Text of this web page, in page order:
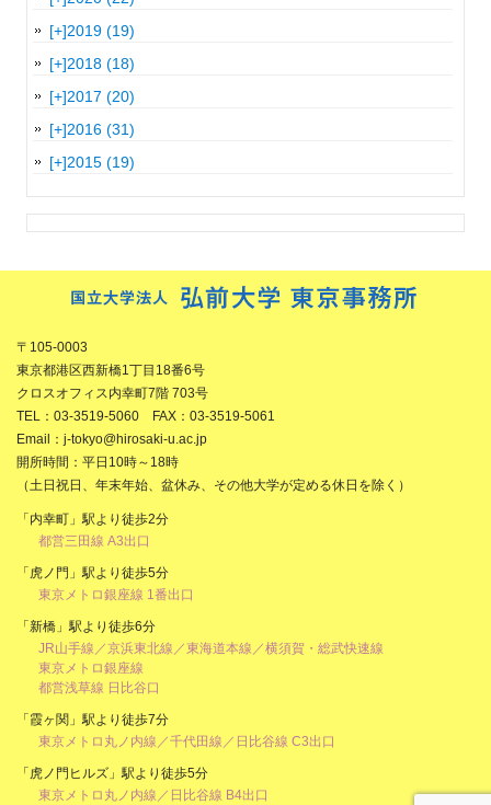
[+]2019 (19)
[+]2018 (18)
[+]2017 (20)
[+]2016 (31)
[+]2015 (19)
〒105-0003
東京都港区西新橋1丁目18番6号
クロスオフィス内幸町7階 703号
TEL：03-3519-5060 FAX：03-3519-5061
Email：j-tokyo@hirosaki-u.ac.jp
開所時間：平日10時～18時
（土日祝日、年末年始、盆休み、その他大学が定める休日を除く）
「内幸町」駅より徒歩2分
都営三田線 A3出口
「虎ノ門」駅より徒歩5分
東京メトロ銀座線 1番出口
「新橋」駅より徒歩6分
JR山手線／京浜東北線／東海道本線／横須賀・総武快速線
東京メトロ銀座線
都営浅草線 日比谷口
「霞ヶ関」駅より徒歩7分
東京メトロ丸ノ内線／千代田線／日比谷線 C3出口
「虎ノ門ヒルズ」駅より徒歩5分
東京メトロ丸ノ内線／日比谷線 B4出口